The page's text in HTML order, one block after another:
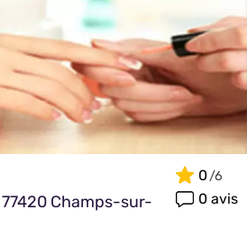
Champs-sur-
0
0 avis